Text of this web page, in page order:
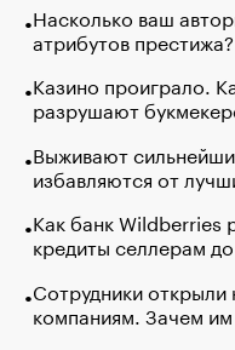
Насколько ваш
атрибутов
Казино проиграло.
разрушают
Выживают
избавляются от
Как банк Wildberries
кредиты селлерам
Сотрудники
компаниям. Зачем